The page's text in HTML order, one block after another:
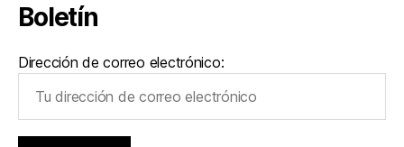
Boletín
Dirección de correo electrónico: